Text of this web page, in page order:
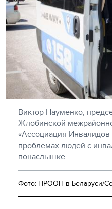
Виктор Науменко,
Жлобинской
«Ассоциация
проблемах людей с
понаслышке.
Фото: ПРООН в Беларуси/